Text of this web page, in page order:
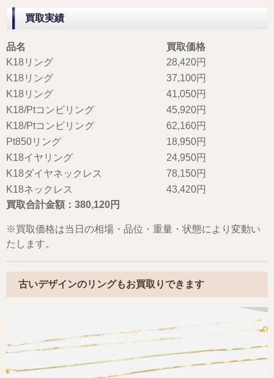
買取実績
品名
買取価格
K18リング
28,420円
K18リング
37,100円
K18リング
41,050円
K18/Ptコンビリング
45,920円
K18/Ptコンビリング
62,160円
Pt850リング
18,950円
K18イヤリング
24,950円
K18ダイヤネックレス
78,150円
K18ネックレス
43,420円
買取合計金額：380,120円
※買取価格は当日の相場・品位・重量・状態により変動い
たします。
古いデザインのリングもお買取りできます